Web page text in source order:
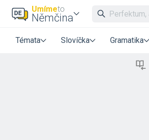
Umímeto
Němčina
Témata Slovíčka Gramatika